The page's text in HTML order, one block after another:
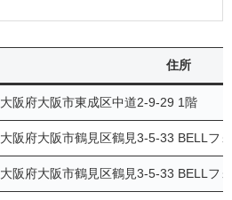
住所
大阪府大阪市東成区中道2-9-29 1階
大阪府大阪市鶴見区鶴見3-5-33 BELLフ
大阪府大阪市鶴見区鶴見3-5-33 BELLフ